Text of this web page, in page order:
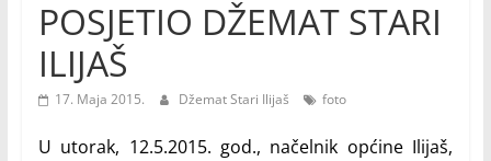
POSJETIO DŽEMAT STARI
ILIJAŠ
17. Maja 2015. Džemat Stari Ilijaš foto
U utorak, 12.5.2015. god., načelnik općine Ilijaš,